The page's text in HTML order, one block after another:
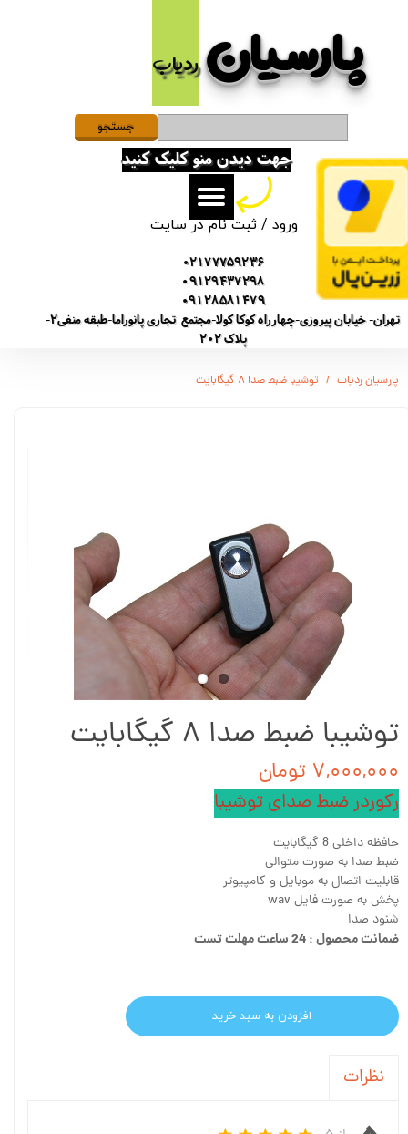
پارسیان​​​​​​​ردیاب
ورود /ثبت نام در سایت
حساب کاربری من
تغییر گذر واژه
سفارشات
خروج از حساب کاربری
02177759236
09129437298
09128581479
تهران- خیابان پیروزی-چهارراه کوکا کولا-مجتمع تجاری پانوراما-طبقه منفی2-
پلاک 202
جهت دیدن منو کلیک کنید
جستجو
پارسیان ردیاب توشیبا ضبط صدا ۸ گیگابایت
توشیبا ضبط صدا ۸ گیگابایت
۷,۰۰۰,۰۰۰ تومان
رکوردر ضبط صدای توشیبا
حافظه داخلی 8 گیگابایت
ضبط صدا به صورت متوالی
قابلیت اتصال به موبایل و کامپیوتر
پخش به صورت فایل wav
شنود صدا
ضمانت محصول : 24 ساعت مهلت تست
افزودن به سبد خرید
نظرات